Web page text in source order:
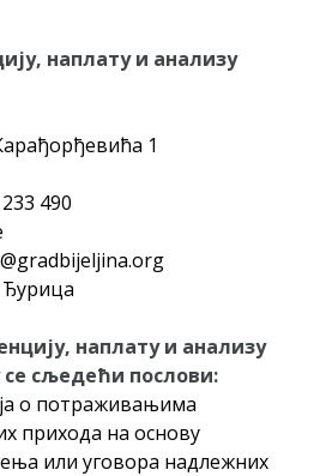
МЈЕСЕЧНИ БОРАЧКИ
ПОТРЕБЕ
ЗА НАЈЉЕПШЕ УРЕЂЕНО
ИНДИВИДУАЛНИХ
ДВОРИШТЕ
МЈЕСНИМ ЗАЈЕДНИЦАМА НА
ГРАДА БИЈЕЉИНА
за предузетника - Гојко
наплату и анализу
1
490
наплату и анализу
сљедећи послови:
о потраживањима
прихода на основу
или уговора надлежних